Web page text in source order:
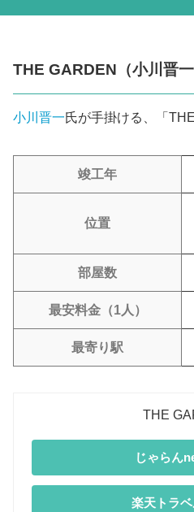
THE GARDEN（小川晋一
小川晋一氏が手掛ける、「
竣工年
位置
部屋数
最安料金（1人）
最寄り駅
THE
じゃらん
楽天トラ